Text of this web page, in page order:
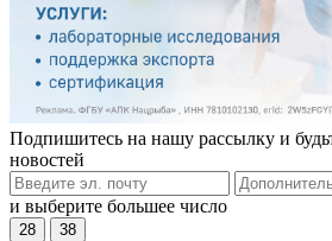
Подпишитесь на нашу рассылку и
новостей
и выберите большее число
28 38